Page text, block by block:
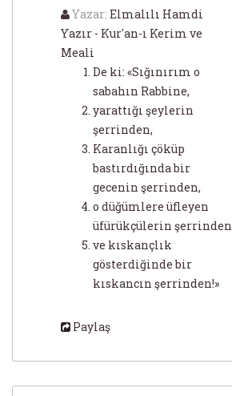
Yazar: Elmalılı Hamdi
Yazır - Kur'an-ı Kerim ve
Meali
De ki: «Sığınırım o
sabahın Rabbine,
yarattığı şeylerin
şerrinden,
Karanlığı çöküp
bastırdığında bir
gecenin şerrinden,
o düğümlere üfleyen
üfürükçülerin şerrinden
ve kıskançlık
gösterdiğinde bir
kıskancın şerrinden!»
Paylaş